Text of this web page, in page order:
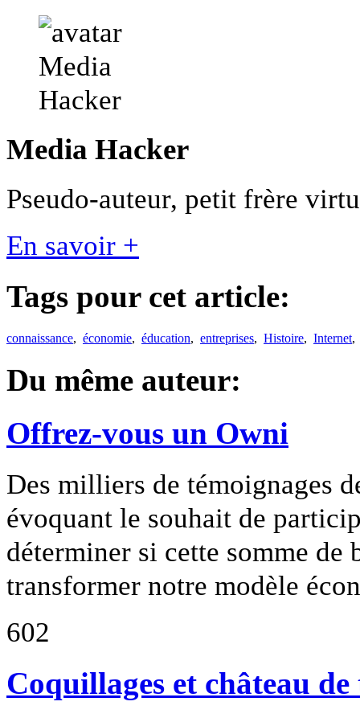
Media Hacker
Pseudo-auteur, petit frère
En savoir +
Tags pour cet article:
connaissance, économie, éducation, entreprises, Histoire, Internet
Du même auteur:
Offrez-vous un Owni
Des milliers de témoignages
évoquant le souhait de
déterminer si cette somme
transformer notre modèle
602
Coquillages et château de